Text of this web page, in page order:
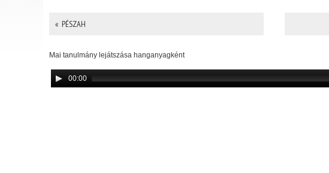
« PÉSZAH
Mai tanulmány lejátszása hanganyagként
00:00